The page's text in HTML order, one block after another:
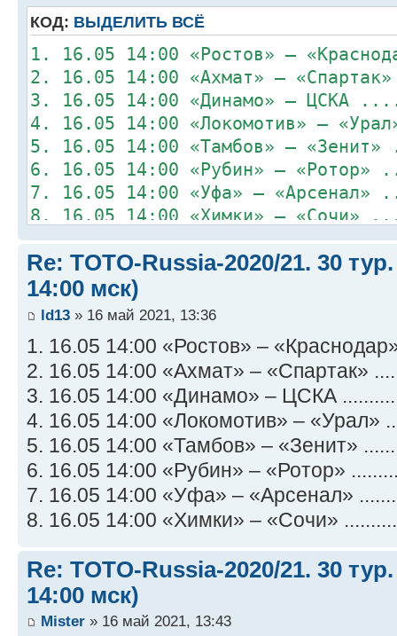
КОД: ВЫДЕЛИТЬ ВСЁ
1. 16.05 14:00 «Ростов» –
2. 16.05 14:00 «Ахмат» –
3. 16.05 14:00 «Динамо» –
4. 16.05 14:00 «Локомотив» –
5. 16.05 14:00 «Тамбов» –
6. 16.05 14:00 «Рубин» –
7. 16.05 14:00 «Уфа» –
8. 16.05 14:00 «Химки» –
Re: TOTO-Russia-2020/21. 30
14:00 мск)
ld13 » 16 май 2021, 13:36
1. 16.05 14:00 «Ростов» –
2. 16.05 14:00 «Ахмат» – «Спартак»
3. 16.05 14:00 «Динамо» – ЦСКА
4. 16.05 14:00 «Локомотив» – «Урал»
5. 16.05 14:00 «Тамбов» – «Зенит»
6. 16.05 14:00 «Рубин» – «Ротор»
7. 16.05 14:00 «Уфа» – «Арсенал»
8. 16.05 14:00 «Химки» – «Сочи»
Re: TOTO-Russia-2020/21. 30
14:00 мск)
Mister » 16 май 2021, 13:43